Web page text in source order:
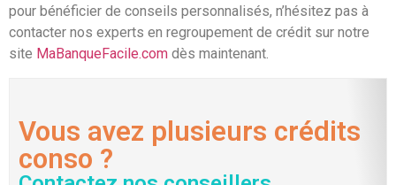
pour bénéficier de conseils personnalisés, n’hésitez pas à
contacter nos experts en regroupement de crédit sur notre
site MaBanqueFacile.com dès maintenant.
Vous avez plusieurs crédits
conso ?